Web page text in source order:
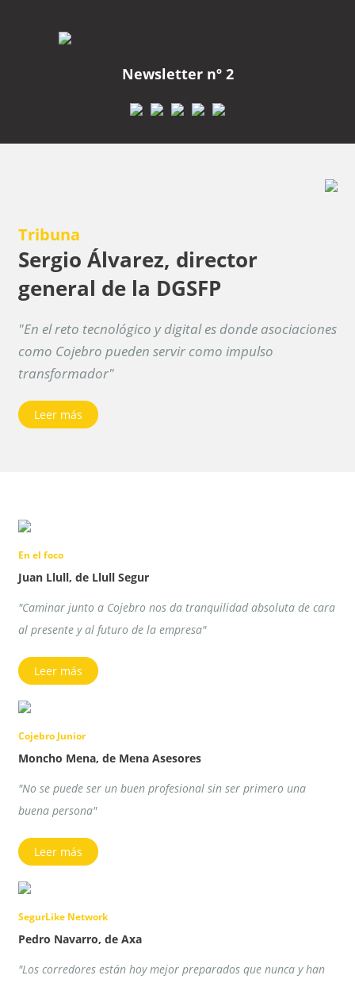
Newsletter nº 2
Tribuna
Sergio Álvarez, director
general de la DGSFP
"En el reto tecnológico y digital es donde asociaciones
como Cojebro pueden servir como impulso
transformador"
Leer más
En el foco
Juan Llull, de Llull Segur
"Caminar junto a Cojebro nos da tranquilidad absoluta de cara
al presente y al futuro de la empresa"
Leer más
Cojebro Junior
Moncho Mena, de Mena Asesores
"No se puede ser un buen profesional sin ser primero una
buena persona"
Leer más
SegurLike Network
Pedro Navarro, de Axa
"Los corredores están hoy mejor preparados que nunca y han